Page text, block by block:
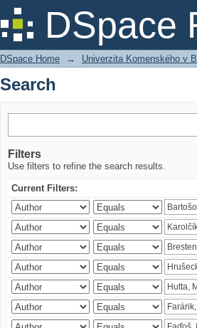
DSpace
Search
DSpace Home → Univerzita Komenského v
Search
Filters
Use filters to refine the search results.
Current Filters: